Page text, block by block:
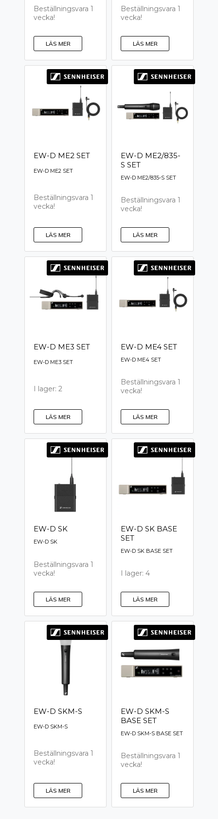
Beställningsvara 1
vecka!
LÄS MER
Beställningsvara 1
vecka!
LÄS MER
EW-D ME2 SET
EW-D ME2 SET
Beställningsvara 1
vecka!
LÄS MER
EW-D ME2/835-
S SET
EW-D ME2/835-S SET
Beställningsvara 1
vecka!
LÄS MER
EW-D ME3 SET
EW-D ME3 SET
I lager: 2
LÄS MER
EW-D ME4 SET
EW-D ME4 SET
Beställningsvara 1
vecka!
LÄS MER
EW-D SK
EW-D SK
Beställningsvara 1
vecka!
LÄS MER
EW-D SK BASE
SET
EW-D SK BASE SET
I lager: 4
LÄS MER
EW-D SKM-S
EW-D SKM-S
Beställningsvara 1
vecka!
LÄS MER
EW-D SKM-S
BASE SET
EW-D SKM-S BASE SET
Beställningsvara 1
vecka!
LÄS MER